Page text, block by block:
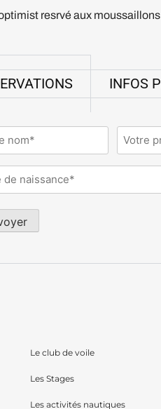
resrvé aux
INFOS
(Nécessaire) Prénom
Le club de voile
Les Stages
Les activités nautiques